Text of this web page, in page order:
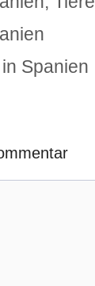
Spanien